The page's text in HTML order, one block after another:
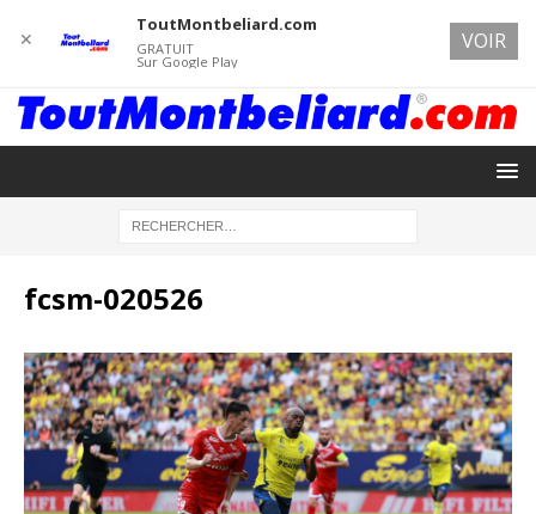
fcsm-020526
✕
ToutMontbeliard.com
GRATUIT
Sur Google Play
VOIR